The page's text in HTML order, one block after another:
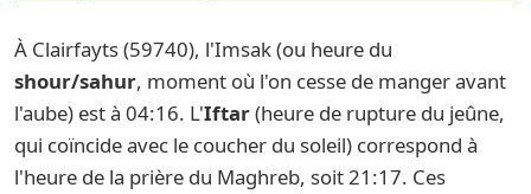
À Clairfayts (59740), l'Imsak (ou heure du
shour/sahur, moment où l'on cesse de manger avant
l'aube) est à 04:16. L'Iftar(heure de rupture du jeûne,
qui coïncide avec le coucher du soleil) correspond à
l'heure de la prière du Maghreb, soit 21:17. Ces